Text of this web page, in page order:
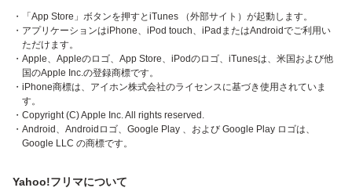
・「App Store」ボタンを押すとiTunes （外部サイト）が起動します。
・アプリケーションはiPhone、iPod touch、iPadまたはAndroidでご利用い
ただけます。
・Apple、Appleのロゴ、App Store、iPodのロゴ、iTunesは、米国および他
国のApple Inc.の登録商標です。
・iPhone商標は、アイホン株式会社のライセンスに基づき使用されていま
す。
・Copyright (C) Apple Inc. All rights reserved.
・Android、Androidロゴ、Google Play 、および Google Play ロゴは、
Google LLC の商標です。
Yahoo!フリマについて